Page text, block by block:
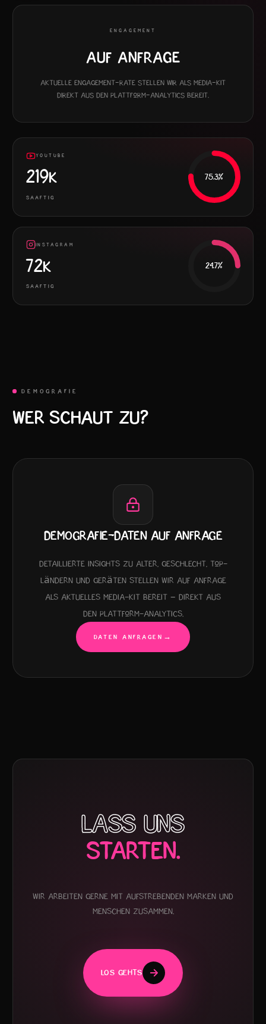
ENGAGEMENT
Auf Anfrage
Aktuelle Engagement-Rate stellen wir als Media-Kit
direkt aus den Plattform-Analytics bereit.
YOUTUBE
219K
SAAFTIG
75.3%
INSTAGRAM
72K
SAAFTIG
24.7%
DEMOGRAFIE
WER SCHAUT ZU?
DEMOGRAFIE-DATEN AUF ANFRAGE
Detaillierte Insights zu Alter, Geschlecht, Top-
Ländern und Geräten stellen wir auf Anfrage
als aktuelles Media-Kit bereit – direkt aus
den Plattform-Analytics.
DATEN ANFRAGEN →
LASS UNS
STARTEN.
Wir arbeiten gerne mit aufstrebenden Marken und
Menschen zusammen.
LOS GEHTS